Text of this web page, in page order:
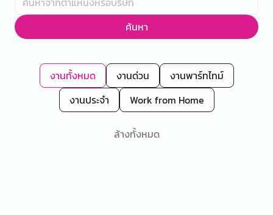
ค้นหา
งานทั้งหมด งานด่วน
งานพาร์ทไทม์
งานประจำ
Work from Home
ล้างทั้งหมด